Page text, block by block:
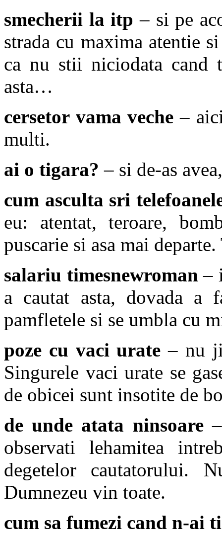
smecherii la itp – si pe
strada cu maxima atentie
ca nu stii niciodata cand
asta…
cersetor vama veche –
multi.
ai o tigara? – si de-as
cum asculta sri
eu: atentat, teroare,
puscarie si asa mai
salariu timesnewroman –
a cautat asta, dovada
pamfletele si se umbla cu
poze cu vaci urate – nu
Singurele vaci urate se
de obicei sunt insotite de
de unde atata ninsoare–
observati lehamitea
degetelor cautatorului.
Dumnezeu vin toate.
cum sa fumezi cand n-ai